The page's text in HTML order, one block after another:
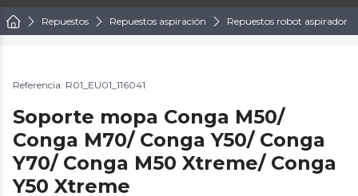
Repuestos Repuestos aspiración Repuestos robot aspirador
Referencia: R01_EU01_116041
Soporte mopa Conga M50/
Conga M70/ Conga Y50/ Conga
Y70/ Conga M50 Xtreme/ Conga
Y50 Xtreme